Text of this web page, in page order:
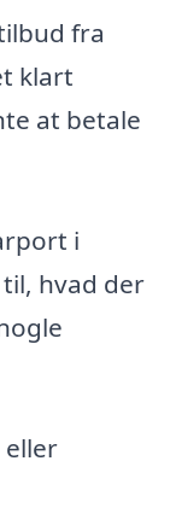
fra
klart
at betale
i
hvad der